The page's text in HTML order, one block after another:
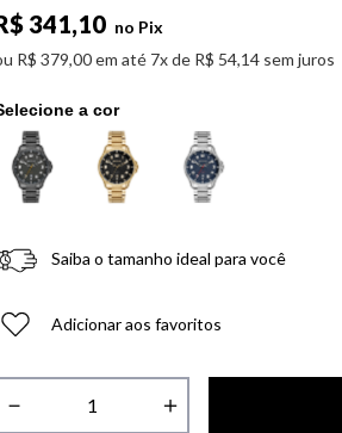
341,10 no Pix
R$ 379,00em até 7x de R$ 54,14 sem juros
Saiba o tamanho ideal para você
Adicionar aos favoritos
＋
－